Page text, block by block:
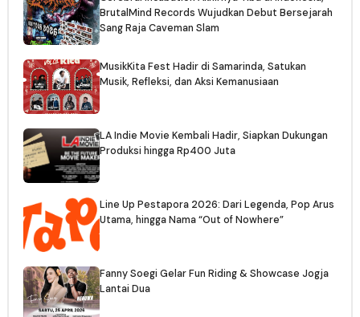
BrutalMind Records Wujudkan Debut Bersejarah
Sang Raja Caveman Slam
MusikKita Fest Hadir di Samarinda, Satukan
Musik, Refleksi, dan Aksi Kemanusiaan
LA Indie Movie Kembali Hadir, Siapkan Dukungan
Produksi hingga Rp400 Juta
Line Up Pestapora 2026: Dari Legenda, Pop Arus
Utama, hingga Nama “Out of Nowhere”
Fanny Soegi Gelar Fun Riding & Showcase Jogja
Lantai Dua